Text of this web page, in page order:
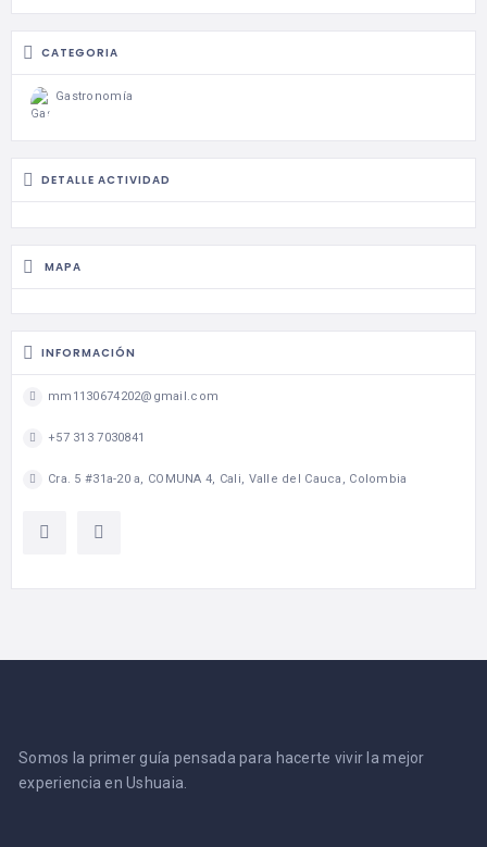
CATEGORIA
Gastronomía
DETALLE ACTIVIDAD
MAPA
INFORMACIÓN
mm1130674202@gmail.com
+57 313 7030841
Cra. 5 #31a-20 a, COMUNA 4, Cali, Valle del Cauca, Colombia
Somos la primer guía pensada para hacerte vivir la mejor
experiencia en Ushuaia.